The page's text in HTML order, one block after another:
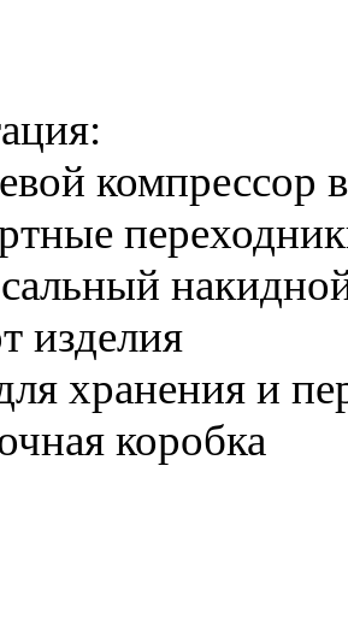
компрессор
изделия
хранения и
коробка